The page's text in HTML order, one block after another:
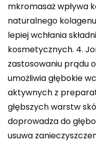
mkromasaż wpływa
naturalnego
lepiej wchłania
kosmetycznych. 4.
zastosowaniu prądu
umożliwia głębokie
aktywnych z
głębszych warstw
doprowadza do
usuwa